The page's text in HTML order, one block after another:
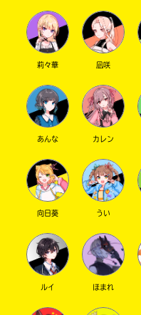
莉々華 凪咲
あんな カレン
向日葵 うい
ルイ ほまれ